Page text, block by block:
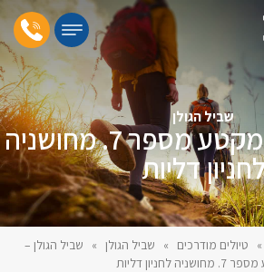
שביל הגולן
שביל הגולן – מקטע מספר 7. מחושניה
דליות
» טיולים מודרכים » שביל הגולן » שביל הגולן –
לחניון דליות